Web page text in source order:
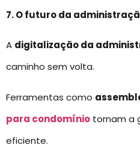
7. O futuro da
A digitalização da
caminho sem volta.
Ferramentas como
para condomínio tornam a
eficiente.